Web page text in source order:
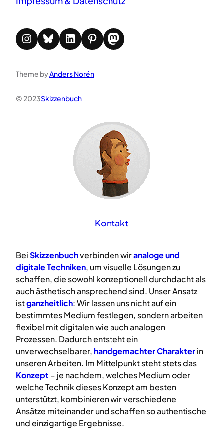
Instagram Bluesky LinkedIn Pinterest Mastodon
Theme byAnders Norén
© 2023Skizzenbuch
Kontakt
BeiSkizzenbuchverbinden wiranalogeund
digitaleTechniken, um visuelle Lösungen zu
schaffen, die sowohl konzeptionell durchdacht als
auch ästhetisch ansprechend sind. Unser Ansatz
istganzheitlich: Wir lassen uns nicht auf ein
bestimmtes Medium festlegen, sondern arbeiten
flexibel mit digitalen wie auch analogen
Prozessen. Dadurch entsteht ein
unverwechselbarer, handgemachter Charakterin
unseren Arbeiten. Im Mittelpunkt steht stets das
Konzept – je nachdem, welches Medium oder
welche Technik dieses Konzept am besten
unterstützt, kombinieren wir verschiedene
Ansätze miteinander und schaffen so authentische
und einzigartige Ergebnisse.